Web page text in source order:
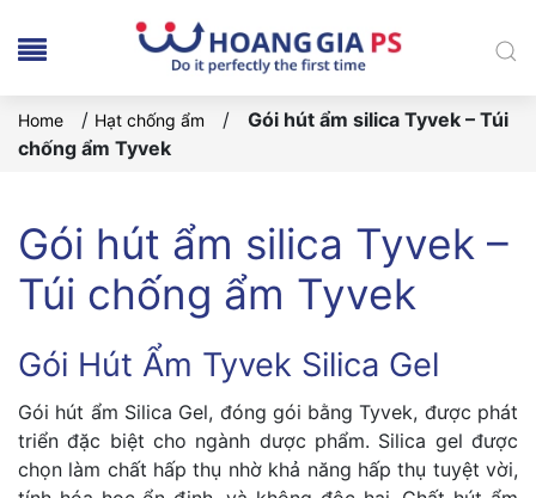
Home / Hạt chống ẩm /
Gói hút ẩm silica Tyvek – Túi
chống ẩm Tyvek
Gói hút ẩm silica Tyvek –
Túi chống ẩm Tyvek
Gói Hút Ẩm Tyvek Silica Gel
Gói hút ẩm Silica Gel, đóng gói bằng Tyvek, được phát
triển đặc biệt cho ngành dược phẩm. Silica gel được
chọn làm chất hấp thụ nhờ khả năng hấp thụ tuyệt vời,